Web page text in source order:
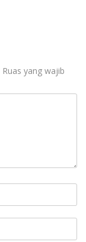
Ruas yang wajib